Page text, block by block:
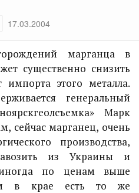
17.03.2004
марганца в
существенно снизить
импорта этого металла.
генеральный
Марк
сейчас марганец, очень
производства,
из Украины и
по ценам выше
в крае есть то же